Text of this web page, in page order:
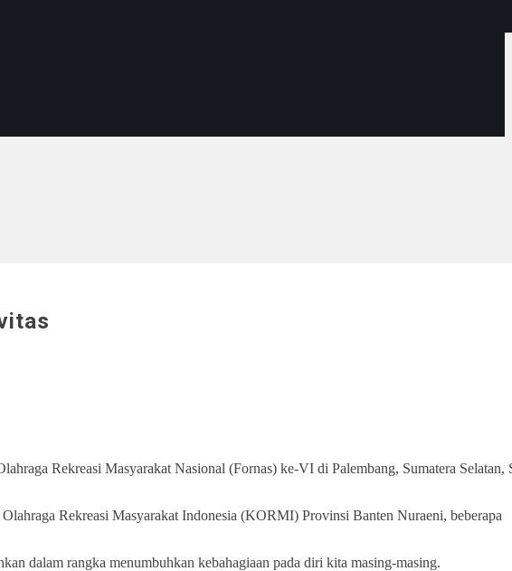
Rekreasi Masyarakat Nasional (Fornas) ke-VI di Palembang, Sumatera Selatan,
Rekreasi Masyarakat Indonesia (KORMI) Provinsi Banten Nuraeni, beberapa
dalam rangka menumbuhkan kebahagiaan pada diri kita masing-masing.